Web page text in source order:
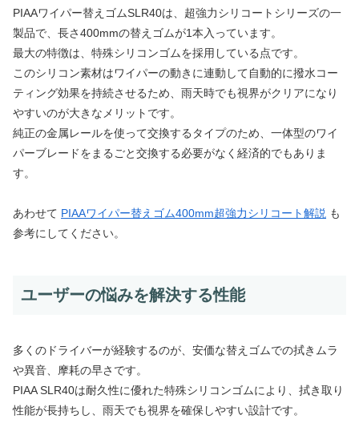
PIAAワイパー替えゴムSLR40は、超強力シリコートシリーズの一
製品で、長さ400mmの替えゴムが1本入っています。
最大の特徴は、特殊シリコンゴムを採用している点です。
このシリコン素材はワイパーの動きに連動して自動的に撥水コー
ティング効果を持続させるため、雨天時でも視界がクリアになり
やすいのが大きなメリットです。
純正の金属レールを使って交換するタイプのため、一体型のワイ
パーブレードをまるごと交換する必要がなく経済的でもありま
す。
あわせて PIAAワイパー替えゴム400mm超強力シリコート解説 も
参考にしてください。
ユーザーの悩みを解決する性能
多くのドライバーが経験するのが、安価な替えゴムでの拭きムラ
や異音、摩耗の早さです。
PIAA SLR40は耐久性に優れた特殊シリコンゴムにより、拭き取り
性能が長持ちし、雨天でも視界を確保しやすい設計です。